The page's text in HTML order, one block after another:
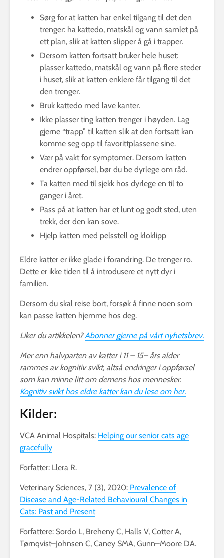
Sørg for at katten har enkel tilgang til det den
trenger: ha kattedo, matskål og vann samlet på
ett plan, slik at katten slipper å gå i trapper.
Dersom katten fortsatt bruker hele huset:
plasser kattedo, matskål og vann på flere steder
i huset, slik at katten enklere får tilgang til det
den trenger.
Bruk kattedo med lave kanter.
Ikke plasser ting katten trenger i høyden. Lag
gjerne “trapp” til katten slik at den fortsatt kan
komme seg opp til favorittplassene sine.
Vær på vakt for symptomer. Dersom katten
endrer oppførsel, bør du be dyrlege om råd.
Ta katten med til sjekk hos dyrlege en til to
ganger i året.
Pass på at katten har et lunt og godt sted, uten
trekk, der den kan sove.
Hjelp katten med pelsstell og kloklipp
Eldre katter er ikke glade i forandring. De trenger ro.
Dette er ikke tiden til å introdusere et nytt dyr i
familien.
Dersom du skal reise bort, forsøk å finne noen som
kan passe katten hjemme hos deg.
Liker du artikkelen?Abonner gjerne på vårt nyhetsbrev.
Mer enn halvparten av katter i 11 – 15– års alder
rammes av kognitiv svikt, altså endringer i oppførsel
som kan minne litt om demens hos mennesker.
Kognitiv svikt hos eldre katter kan du lese om her.
Kilder:
VCA Animal Hospitals: Helping our senior cats age
gracefully
Forfatter: Llera R.
Veterinary Sciences, 7 (3), 2020: Prevalence of
Disease and Age-Related Behavioural Changes in
Cats: Past and Present
Forfattere: Sordo L, Breheny C, Halls V, Cotter A,
Tørnqvist–Johnsen C, Caney SMA, Gunn–Moore DA.